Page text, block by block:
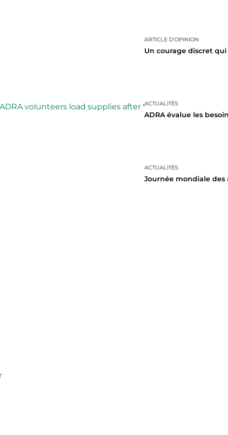
ARTICLE D'OPINION
Un courage discret
ACTUALITÉS
ADRA évalue les
ACTUALITÉS
Journée mondiale